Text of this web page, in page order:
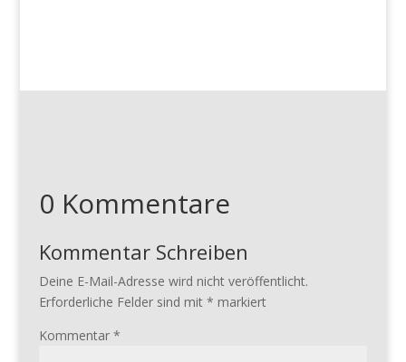
0 Kommentare
Kommentar Schreiben
Deine E-Mail-Adresse wird nicht veröffentlicht.
Erforderliche Felder sind mit * markiert
Kommentar *